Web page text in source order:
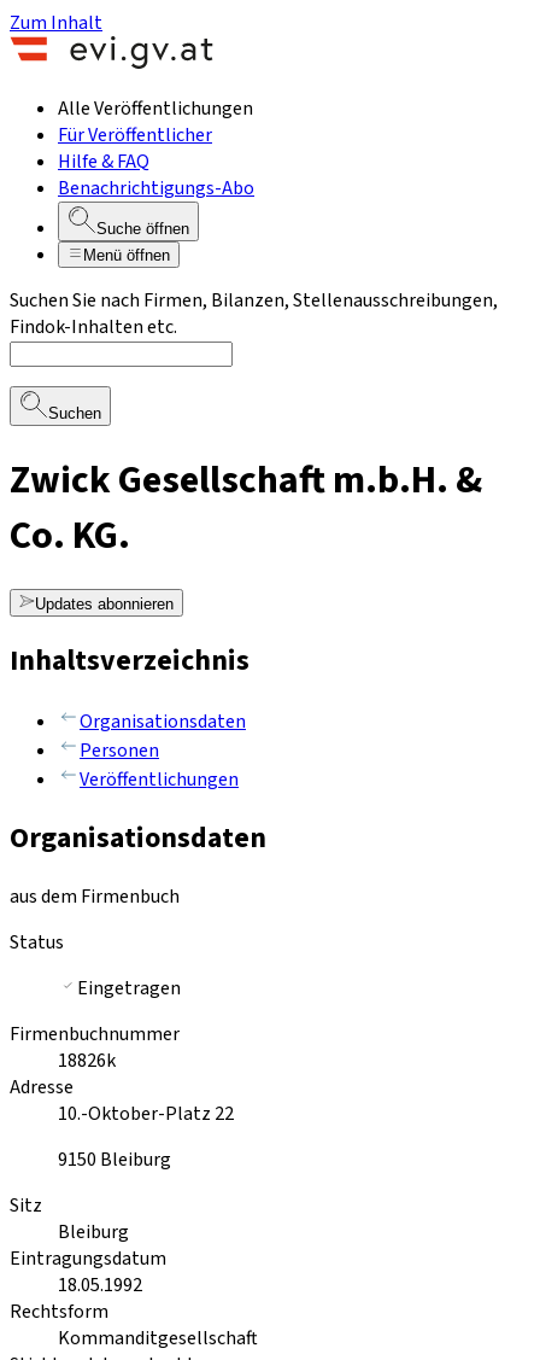
Zum Inhalt
Alle Veröffentlichungen
Für Veröffentlicher
Hilfe & FAQ
Benachrichtigungs-Abo
Suche öffnen
Menü öffnen
Suchen Sie nach Firmen, Bilanzen, Stellenausschreibungen,
Findok-Inhalten etc.
Suchen
Zwick Gesellschaft m.b.H. &
Co. KG.
Updates abonnieren
Inhaltsverzeichnis
Organisationsdaten
Personen
Veröffentlichungen
Organisationsdaten
aus dem Firmenbuch
Status
Eingetragen
Firmenbuchnummer
18826k
Adresse
10.-Oktober-Platz 22
9150 Bleiburg
Sitz
Bleiburg
Eintragungsdatum
18.05.1992
Rechtsform
Kommanditgesellschaft